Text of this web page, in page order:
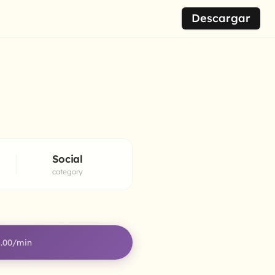
Descargar
Social
category
/min